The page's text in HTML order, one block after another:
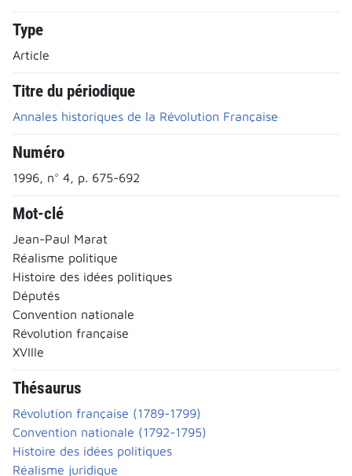
Type
Article
Titre du périodique
Annales historiques de la Révolution Française
Numéro
1996, n° 4, p. 675-692
Mot-clé
Jean-Paul Marat
Réalisme politique
Histoire des idées politiques
Députés
Convention nationale
Révolution française
XVIIIe
Thésaurus
Révolution française (1789-1799)
Convention nationale (1792-1795)
Histoire des idées politiques
Réalisme juridique